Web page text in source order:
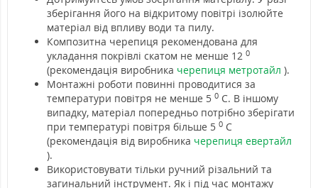
зберігання його на відкритому повітрі ізолюйте
матеріал від впливу води та пилу.
Композитна черепиця рекомендована для
укладання покрівлі скатом не менше 12 0
(рекомендація виробника черепиця метротайл ).
Монтажні роботи повинні проводитися за
температури повітря не менше 5 0 С. В іншому
випадку, матеріал попередньо потрібно зберігати
при температурі повітря більше 5 0 С
(рекомендація від виробника черепиця евертайл
).
Використовувати тільки ручний різальний та
загинальний інструмент. Як і під час монтажу